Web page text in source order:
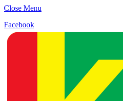
Close Menu
Facebook